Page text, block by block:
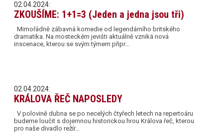
02.04.2024:
ZKOUŠÍME: 1+1=3 (Jeden a jedna jsou tři)
Mimořádně zábavná komedie od legendárního britského
dramatika. Na mosteckém jevišti aktuálně vzniká nová
inscenace, kterou se svým týmem připr…
02.04.2024:
KRÁLOVA ŘEČ NAPOSLEDY
V polovině dubna se po necelých čtyřech letech na repertoáru
budeme loučit s dojemnou historickou hrou Králova řeč, kterou
pro naše divadlo režír…